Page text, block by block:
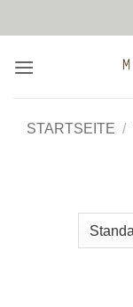
Inhalt
STARTSEITE /